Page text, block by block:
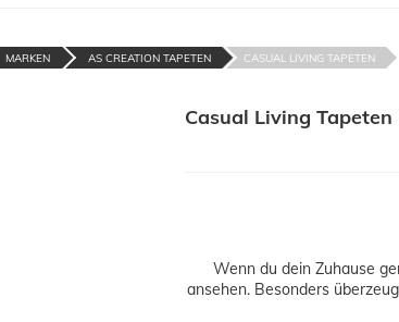
MARKEN AS CREATION TAPETEN CASUAL LIVING TAPETEN
Casual Living Tapeten
Wenn du dein Zuhause
ansehen. Besonders